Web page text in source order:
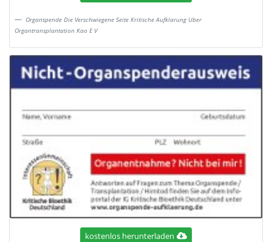
Organspende Die Verschwiegene Seite Kritische Aufklarung Uber
Organtransplantation Kao E V
kostenlos herunterladen